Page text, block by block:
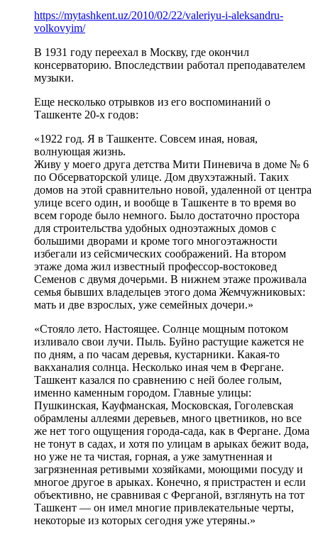
https://mytashkent.uz/2010/02/22/valeriyu-i-aleksandru-
volkovyim/
В 1931 году переехал в Москву, где окончил
консерваторию. Впоследствии работал преподавателем
музыки.
Еще несколько отрывков из его воспоминаний о
Ташкенте 20-х годов:
«1922 год. Я в Ташкенте. Совсем иная, новая,
волнующая жизнь.
Живу у моего друга детства Мити Пиневича в доме № 6
по Обсерваторской улице. Дом двухэтажный. Таких
домов на этой сравнительно новой, удаленной от центра
улице всего один, и вообще в Ташкенте в то время во
всем городе было немного. Было достаточно простора
для строительства удобных одноэтажных домов с
большими дворами и кроме того многоэтажности
избегали из сейсмических соображений. На втором
этаже дома жил известный профессор-востоковед
Семенов с двумя дочерьми. В нижнем этаже проживала
семья бывших владельцев этого дома Жемчужниковых:
мать и две взрослых, уже семейных дочери.»
«Стояло лето. Настоящее. Солнце мощным потоком
изливало свои лучи. Пыль. Буйно растущие кажется не
по дням, а по часам деревья, кустарники. Какая-то
вакханалия солнца. Несколько иная чем в Фергане.
Ташкент казался по сравнению с ней более голым,
именно каменным городом. Главные улицы:
Пушкинская, Кауфманская, Московская, Гоголевская
обрамлены аллеями деревьев, много цветников, но все
же нет того ощущения города-сада, как в Фергане. Дома
не тонут в садах, и хотя по улицам в арыках бежит вода,
но уже не та чистая, горная, а уже замутненная и
загрязненная ретивыми хозяйками, моющими посуду и
многое другое в арыках. Конечно, я пристрастен и если
объективно, не сравнивая с Ферганой, взглянуть на тот
Ташкент — он имел многие привлекательные черты,
некоторые из которых сегодня уже утеряны.»